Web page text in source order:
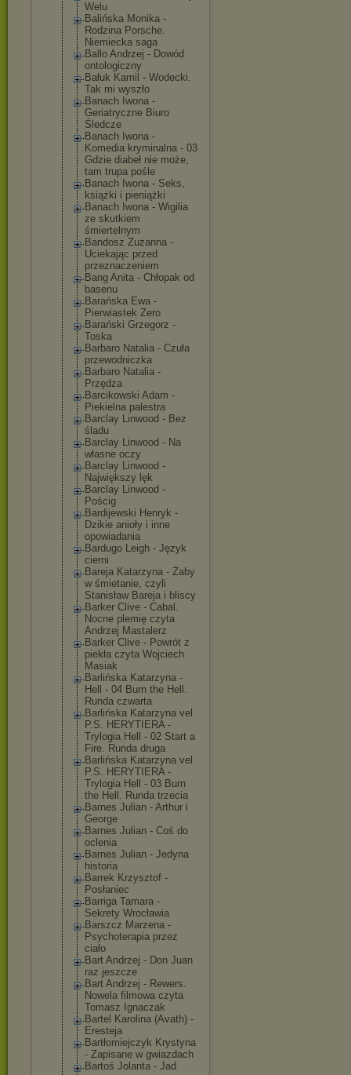
Welu
Balińska Monika -
Rodzina Porsche.
Niemiecka saga
Ballo Andrzej - Dowód
ontologiczny
Bałuk Kamil - Wodecki.
Tak mi wyszło
Banach Iwona -
Geriatryczne Biuro
Śledcze
Banach Iwona -
Komedia kryminalna - 03
Gdzie diabeł nie może,
tam trupa pośle
Banach Iwona - Seks,
książki i pieniążki
Banach Iwona - Wigilia
ze skutkiem
śmiertelnym
Bandosz Zuzanna -
Uciekając przed
przeznaczeniem
Bang Anita - Chłopak od
basenu
Barańska Ewa -
Pierwiastek Zero
Barański Grzegorz -
Toska
Barbaro Natalia - Czuła
przewodniczka
Barbaro Natalia -
Przędza
Barcikowski Adam -
Piekielna palestra
Barclay Linwood - Bez
śladu
Barclay Linwood - Na
własne oczy
Barclay Linwood -
Największy lęk
Barclay Linwood -
Pościg
Bardijewski Henryk -
Dzikie anioły i inne
opowiadania
Bardugo Leigh - Język
cierni
Bareja Katarzyna - Żaby
w śmietanie, czyli
Stanisław Bareja i bliscy
Barker Clive - Cabal.
Nocne plemię czyta
Andrzej Mastalerz
Barker Clive - Powrót z
piekła czyta Wojciech
Masiak
Barlińska Katarzyna -
Hell - 04 Burn the Hell.
Runda czwarta
Barlińska Katarzyna vel
P.S. HERYTIERA -
Trylogia Hell - 02 Start a
Fire. Runda druga
Barlińska Katarzyna vel
P.S. HERYTIERA -
Trylogia Hell - 03 Burn
the Hell. Runda trzecia
Barnes Julian - Arthur i
George
Barnes Julian - Coś do
oclenia
Barnes Julian - Jedyna
historia
Barrek Krzysztof -
Posłaniec
Barriga Tamara -
Sekrety Wrocławia
Barszcz Marzena -
Psychoterapia przez
ciało
Bart Andrzej - Don Juan
raz jeszcze
Bart Andrzej - Rewers.
Nowela filmowa czyta
Tomasz Ignaczak
Bartel Karolina (Avath) -
Eresteja
Bartłomiejczyk Krystyna
- Zapisane w gwiazdach
Bartoś Jolanta - Jad